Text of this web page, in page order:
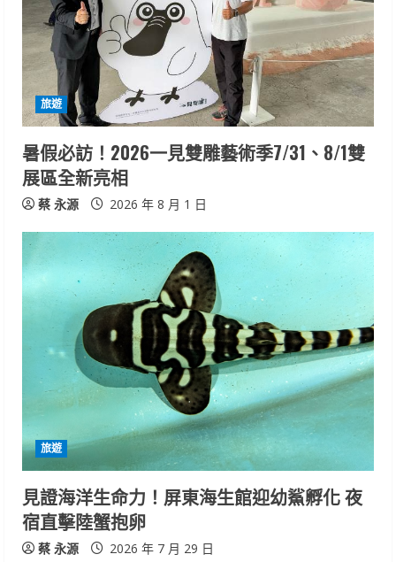
a
d
i
n
g
旅遊
暑假必訪！2026一見雙雕藝術季7/31、8/1雙
展區全新亮相
蔡 永源 2026 年 8 月 1 日
旅遊
見證海洋生命力！屏東海生館迎幼鯊孵化 夜
宿直擊陸蟹抱卵
蔡 永源 2026 年 7 月 29 日